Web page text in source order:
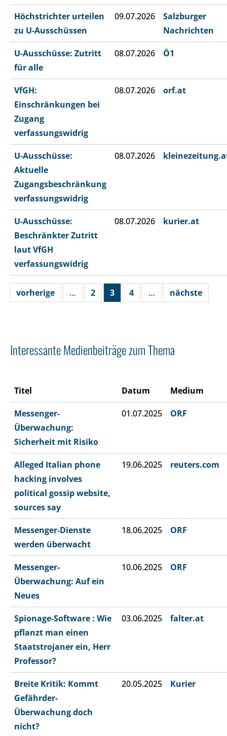
Höchstrichter urteilen
zu U-Ausschüssen
09.07.2026
Salzburger
Nachrichten
U-Ausschüsse: Zutritt
für alle
08.07.2026 Ö1
VfGH:
Einschränkungen bei
Zugang
verfassungswidrig
08.07.2026 orf.at
U-Ausschüsse:
Aktuelle
Zugangsbeschränkung
verfassungswidrig
08.07.2026
U-Ausschüsse:
Beschränkter Zutritt
laut VfGH
verfassungswidrig
08.07.2026 kurier.at
vorherige … 2 3 4 … nächste
Interessante Medienbeiträge zum Thema
Titel Datum Medium
Messenger-
Überwachung:
Sicherheit mit Risiko
01.07.2025 ORF
Alleged Italian phone
hacking involves
political gossip website,
sources say
19.06.2025 reuters.com
Messenger-Dienste
werden überwacht
18.06.2025 ORF
Messenger-
Überwachung: Auf ein
Neues
10.06.2025 ORF
Spionage-Software : Wie
pflanzt man einen
Staatstrojaner ein, Herr
Professor?
03.06.2025 falter.at
Breite Kritik: Kommt
Gefährder-
Überwachung doch
nicht?
20.05.2025 Kurier